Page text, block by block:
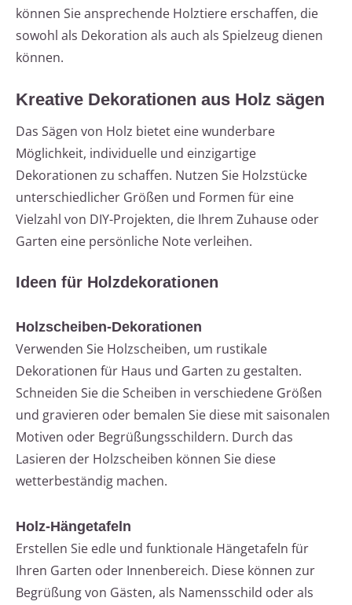
können Sie ansprechende Holztiere erschaffen, die
sowohl als Dekoration als auch als Spielzeug dienen
können.
Kreative Dekorationen aus Holz sägen
Das Sägen von Holz bietet eine wunderbare
Möglichkeit, individuelle und einzigartige
Dekorationen zu schaffen. Nutzen Sie Holzstücke
unterschiedlicher Größen und Formen für eine
Vielzahl von DIY-Projekten, die Ihrem Zuhause oder
Garten eine persönliche Note verleihen.
Ideen für Holzdekorationen
Holzscheiben-Dekorationen
Verwenden Sie Holzscheiben, um rustikale
Dekorationen für Haus und Garten zu gestalten.
Schneiden Sie die Scheiben in verschiedene Größen
und gravieren oder bemalen Sie diese mit saisonalen
Motiven oder Begrüßungsschildern. Durch das
Lasieren der Holzscheiben können Sie diese
wetterbeständig machen.
Holz-Hängetafeln
Erstellen Sie edle und funktionale Hängetafeln für
Ihren Garten oder Innenbereich. Diese können zur
Begrüßung von Gästen, als Namensschild oder als